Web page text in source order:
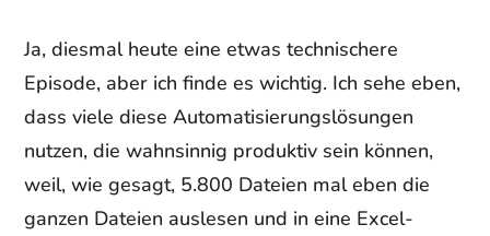
Ja, diesmal heute eine etwas technischere
Episode, aber ich finde es wichtig. Ich sehe eben,
dass viele diese Automatisierungslösungen
nutzen, die wahnsinnig produktiv sein können,
weil, wie gesagt, 5.800 Dateien mal eben die
ganzen Dateien auslesen und in eine Excel-